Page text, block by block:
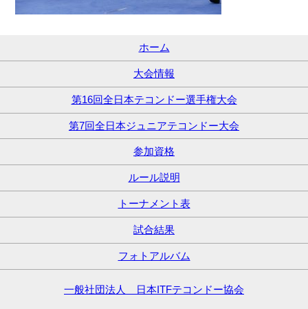
ホーム
大会情報
第16回全日本テコンドー選手権大会
第7回全日本ジュニアテコンドー大会
参加資格
ルール説明
トーナメント表
試合結果
フォトアルバム
一般社団法人 日本ITFテコンドー協会